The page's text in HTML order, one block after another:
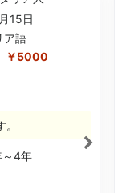
15日
ア語
￥5000
～4年